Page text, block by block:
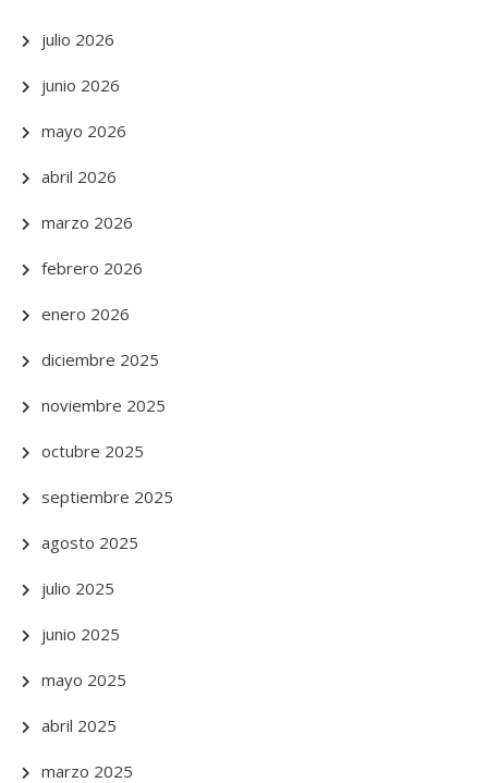
julio 2026
junio 2026
mayo 2026
abril 2026
marzo 2026
febrero 2026
enero 2026
diciembre 2025
noviembre 2025
octubre 2025
septiembre 2025
agosto 2025
julio 2025
junio 2025
mayo 2025
abril 2025
marzo 2025